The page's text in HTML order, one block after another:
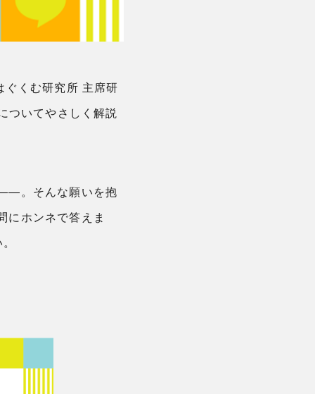
くむ研究所 主席研
ついてやさしく解説
——。そんな願いを抱
にホンネで答えま